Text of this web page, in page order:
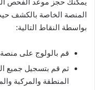
يمكنك حجز موعد الفحص
المنصة الخاصة بالكشف
بواسطة النقاط التالية:
قم بالولوج على
ثم قم بتسجيل جميع
المنطقة والمركبة